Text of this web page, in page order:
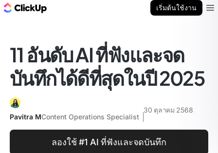
เริ่มต้นใช้งาน
11 อันดับ AI ที่ฟังและจด
บันทึกได้ดีที่สุดในปี 2025
Pavitra MContent Operations Specialist
30 ตุลาคม 2568
ลองใช้ #1 AI ที่ฟังและจดบันทึก